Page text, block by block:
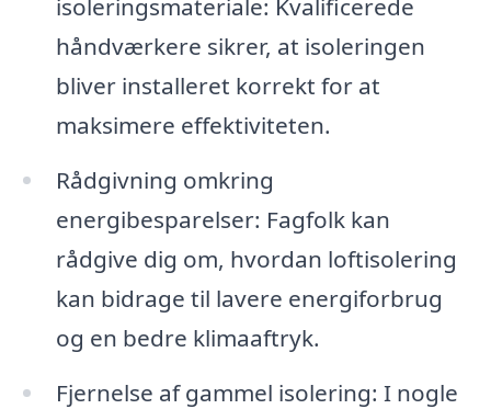
isoleringsmateriale: Kvalificerede
håndværkere sikrer, at isoleringen
bliver installeret korrekt for at
maksimere effektiviteten.
Rådgivning omkring
energibesparelser: Fagfolk kan
rådgive dig om, hvordan loftisolering
kan bidrage til lavere energiforbrug
og en bedre klimaaftryk.
Fjernelse af gammel isolering: I nogle